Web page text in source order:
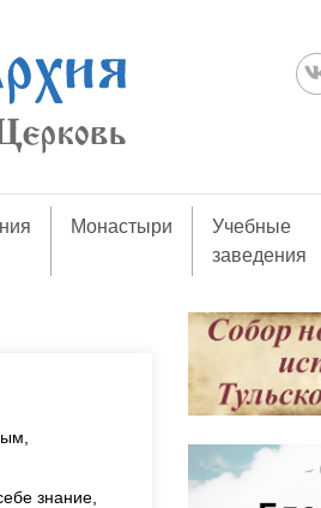
Монастыри
Учебные
заведения
знание,